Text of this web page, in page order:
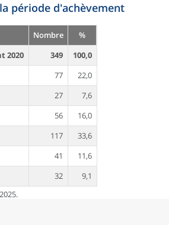
période d'achèvement
Nombre
%
2020
349
100,0
77
22,0
27
7,6
56
16,0
117
33,6
41
11,6
32
9,1